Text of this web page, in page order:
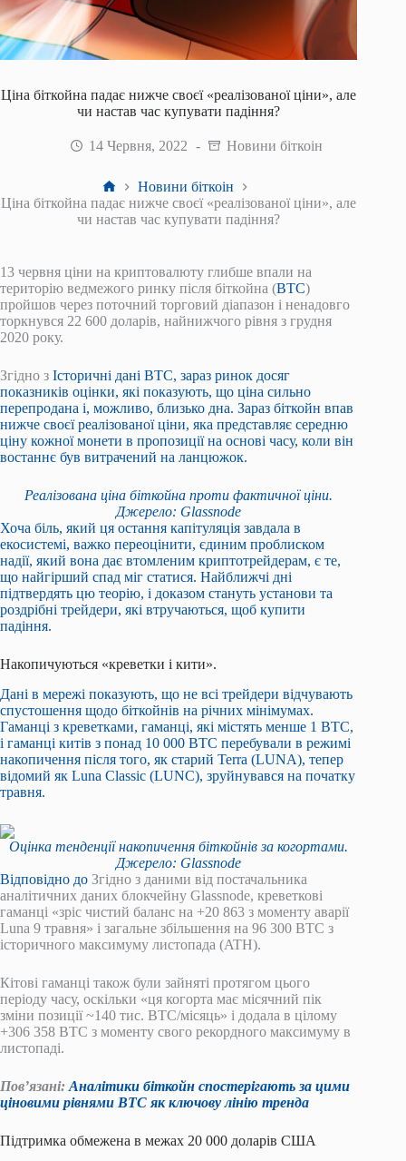
Ціна біткойна падає нижче своєї «реалізованої ціни», але
чи настав час купувати падіння?
14 Червня, 2022 Новини біткоін
Головна
Новини біткоін
Ціна біткойна падає нижче своєї «реалізованої ціни», але
чи настав час купувати падіння?
13 червня ціни на криптовалюту глибше впали на
територію ведмежого ринку після біткойна (BTC)
пройшов через поточний торговий діапазон і ненадовго
торкнувся 22 600 доларів, найнижчого рівня з грудня
2020 року.
Згідно з Історичні дані BTC, зараз ринок досяг
показників оцінки, які показують, що ціна сильно
перепродана і, можливо, близько дна. Зараз біткойн впав
нижче своєї реалізованої ціни, яка представляє середню
ціну кожної монети в пропозиції на основі часу, коли він
востаннє був витрачений на ланцюжок.
Реалізована ціна біткойна проти фактичної ціни.
Джерело: Glassnode
Хоча біль, який ця остання капітуляція завдала в
екосистемі, важко переоцінити, єдиним проблиском
надії, який вона дає втомленим криптотрейдерам, є те,
що найгірший спад міг статися. Найближчі дні
підтвердять цю теорію, і доказом стануть установи та
роздрібні трейдери, які втручаються, щоб купити
падіння.
Накопичуються «креветки і кити».
Дані в мережі показують, що не всі трейдери відчувають
спустошення щодо біткойнів на річних мінімумах.
Гаманці з креветками, гаманці, які містять менше 1 BTC,
і гаманці китів з понад 10 000 BTC перебували в режимі
накопичення після того, як старий Terra (LUNA), тепер
відомий як Luna Classic (LUNC), зруйнувався на початку
травня.
Оцінка тенденції накопичення біткойнів за когортами.
Джерело: Glassnode
Відповідно до Згідно з даними від постачальника
аналітичних даних блокчейну Glassnode, креветкові
гаманці «зріс чистий баланс на +20 863 з моменту аварії
Luna 9 травня» і загальне збільшення на 96 300 BTC з
історичного максимуму листопада (ATH).
Кітові гаманці також були зайняті протягом цього
періоду часу, оскільки «ця когорта має місячний пік
зміни позиції ~140 тис. BTC/місяць» і додала в цілому
+306 358 BTC з моменту свого рекордного максимуму в
листопаді.
Пов’язані: Аналітики біткойн спостерігають за цими
ціновими рівнями BTC як ключову лінію тренда
Підтримка обмежена в межах 20 000 доларів США